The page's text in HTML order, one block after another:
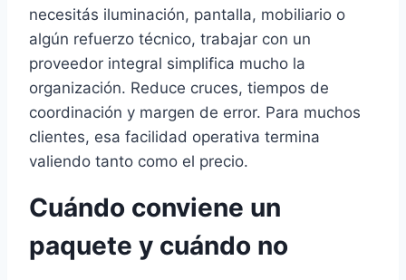
necesitás iluminación, pantalla, mobiliario o
algún refuerzo técnico, trabajar con un
proveedor integral simplifica mucho la
organización. Reduce cruces, tiempos de
coordinación y margen de error. Para muchos
clientes, esa facilidad operativa termina
valiendo tanto como el precio.
Cuándo conviene un
paquete y cuándo no